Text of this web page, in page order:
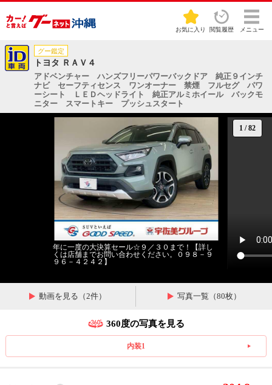
お気に入り 閲覧履歴 メニュー
グー鑑定
トヨタ ＲＡＶ４
アドベンチャー ハンズフリーパワーバックドア 純正９インチ
ナビ セーフティセンス ワンオーナー 禁煙 フルセグ パワ
ーシート ＬＥＤヘッドライト 純正アルミホイール バックモ
ニター スマートキー プッシュスタート
1 /82
年に一度の大決算セール☆９／３０まで！【詳し
くは店舗までお問い合わせください。０９８－９
９６－４２４２】
動画を見る（2件） 写真一覧（80枚）
360度の写真を見る
内装1